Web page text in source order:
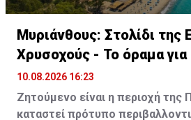
Διαβάστε επίσης:
Προειδοποιεί για επικίνδυνα
Μυριάνθους: Στολίδι
Χρυσοχούς - Το όραμα για
10.08.2026 16:23
Ζητούμενο είναι η περιοχή της
καταστεί πρότυπο